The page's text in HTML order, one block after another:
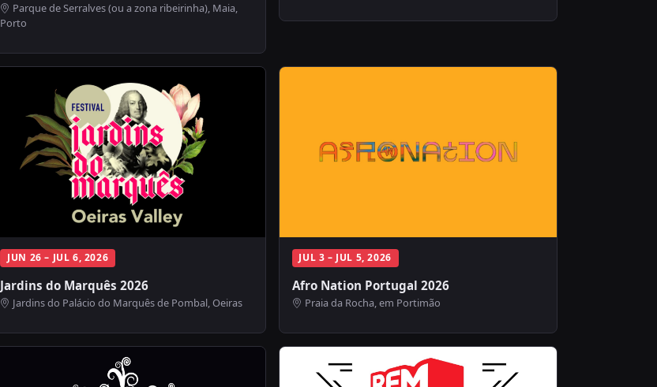
Parque de Serralves (ou a zona ribeirinha), Maia,
Porto
JUN 26 – JUL 6, 2026
Jardins do Marquês 2026
Jardins do Palácio do Marquês de Pombal, Oeiras
JUL 3 – JUL 5, 2026
Afro Nation Portugal 2026
Praia da Rocha, em Portimão